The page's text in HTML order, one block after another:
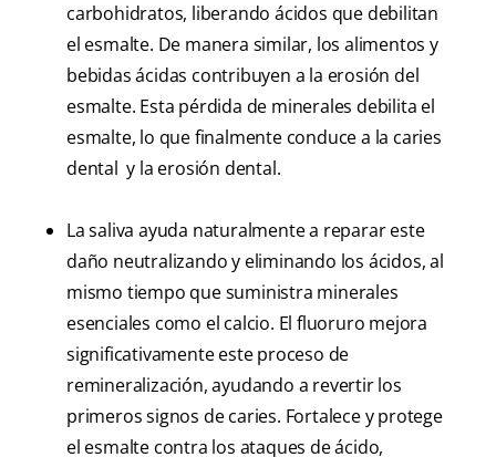
carbohidratos, liberando ácidos que debilitan
el esmalte. De manera similar, los alimentos y
bebidas ácidas contribuyen a la erosión del
esmalte. Esta pérdida de minerales debilita el
esmalte, lo que finalmente conduce a la caries
dental y la erosión dental.
La saliva ayuda naturalmente a reparar este
daño neutralizando y eliminando los ácidos, al
mismo tiempo que suministra minerales
esenciales como el calcio. El fluoruro mejora
significativamente este proceso de
remineralización, ayudando a revertir los
primeros signos de caries. Fortalece y protege
el esmalte contra los ataques de ácido,